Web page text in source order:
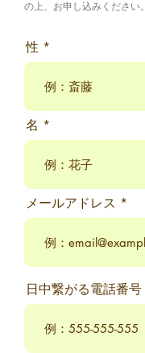
の上、お申し込みください。
性
名
メールアドレス
日中繋がる電話番号